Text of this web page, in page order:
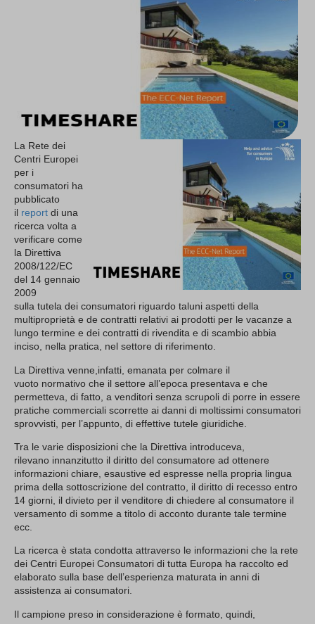
La Rete dei
Centri Europei
per i
consumatori ha
pubblicato
il report di una
ricerca volta a
verificare come
la Direttiva
2008/122/EC
del 14 gennaio
2009
sulla tutela dei consumatori riguardo taluni aspetti della
multiproprietà e de contratti relativi ai prodotti per le vacanze a
lungo termine e dei contratti di rivendita e di scambio abbia
inciso, nella pratica, nel settore di riferimento.
La Direttiva venne,infatti, emanata per colmare il
vuoto normativo che il settore all’epoca presentava e che
permetteva, di fatto, a venditori senza scrupoli di porre in essere
pratiche commerciali scorrette ai danni di moltissimi consumatori
sprovvisti, per l’appunto, di effettive tutele giuridiche.
Tra le varie disposizioni che la Direttiva introduceva,
rilevano innanzitutto il diritto del consumatore ad ottenere
informazioni chiare, esaustive ed espresse nella propria lingua
prima della sottoscrizione del contratto, il diritto di recesso entro
14 giorni, il divieto per il venditore di chiedere al consumatore il
versamento di somme a titolo di acconto durante tale termine
ecc.
La ricerca è stata condotta attraverso le informazioni che la rete
dei Centri Europei Consumatori di tutta Europa ha raccolto ed
elaborato sulla base dell’esperienza maturata in anni di
assistenza ai consumatori.
Il campione preso in considerazione è formato, quindi,